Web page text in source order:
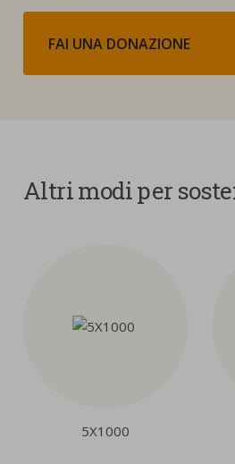
FAI UNA DONAZIONE
Altri modi per
5X1000